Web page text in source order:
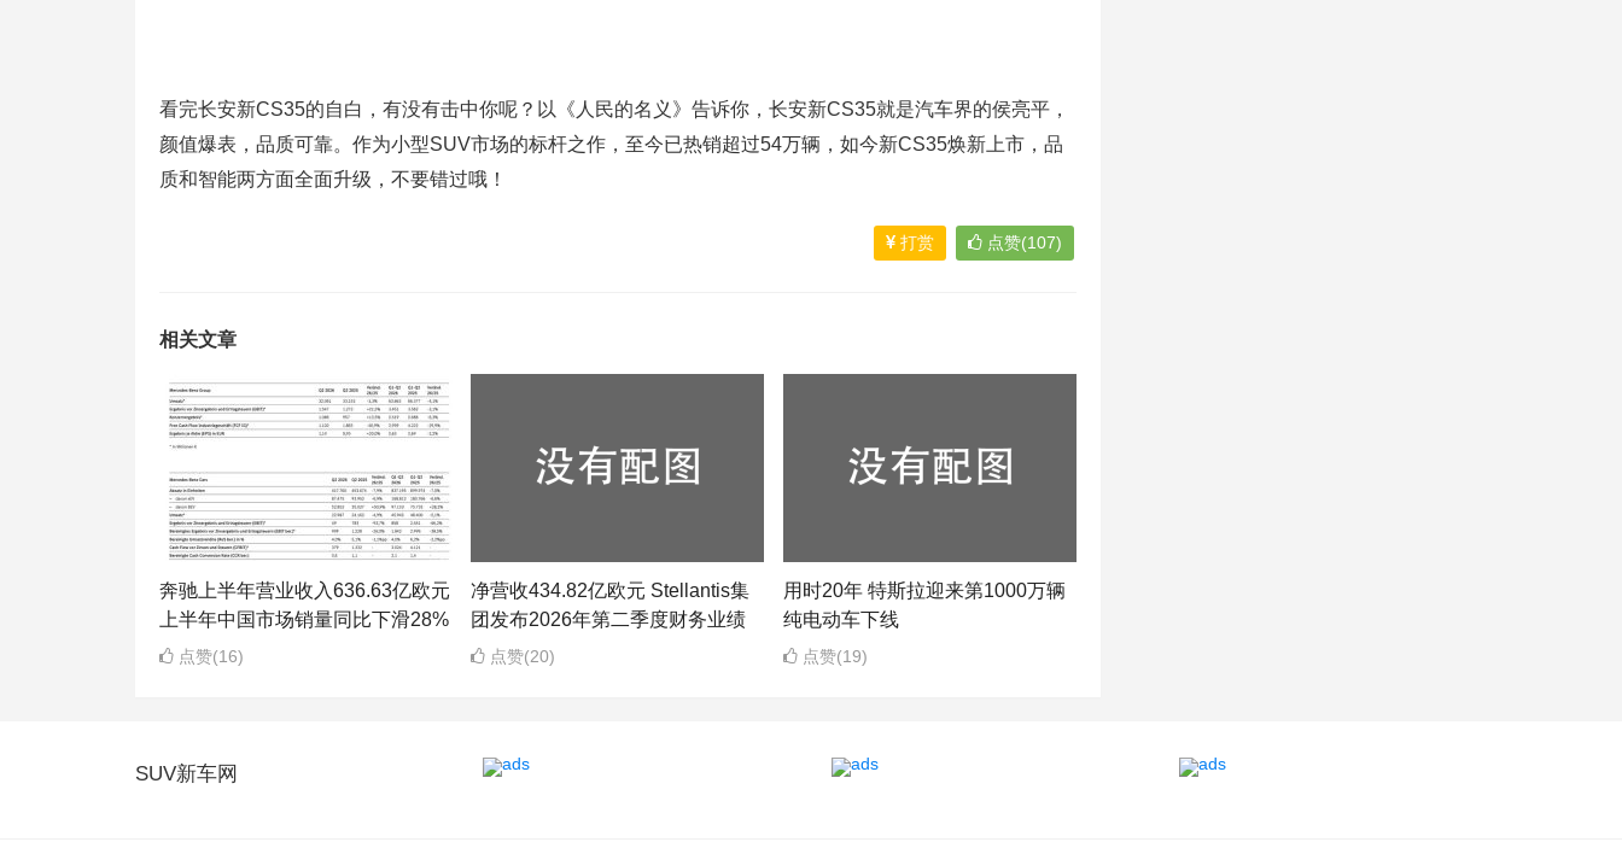
看完长安新CS35的自白，有没有击中你呢？以《人民的名义》告诉你，长安新CS35就是汽车界的侯亮平，
颜值爆表，品质可靠。作为小型SUV市场的标杆之作，至今已热销超过54万辆，如今新CS35焕新上市，品
质和智能两方面全面升级，不要错过哦！
打赏 点赞(107)
相关文章
奔驰上半年营业收入636.63亿欧元
上半年中国市场销量同比下滑28%
点赞(16)
净营收434.82亿欧元 Stellantis集
团发布2026年第二季度财务业绩
点赞(20)
用时20年 特斯拉迎来第1000万辆
纯电动车下线
点赞(19)
SUV新车网